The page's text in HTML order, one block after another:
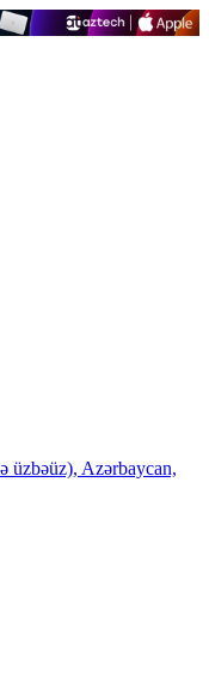
üzbəüz), Azərbaycan,